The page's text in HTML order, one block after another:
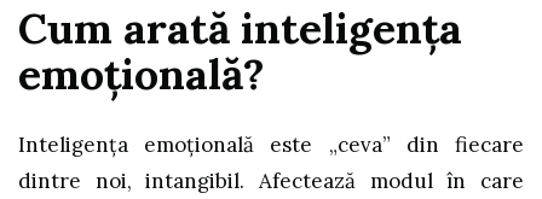
Cum arată inteligența
emoțională?
Inteligența emoțională este „ceva” din fiecare
dintre noi, intangibil. Afectează modul în care